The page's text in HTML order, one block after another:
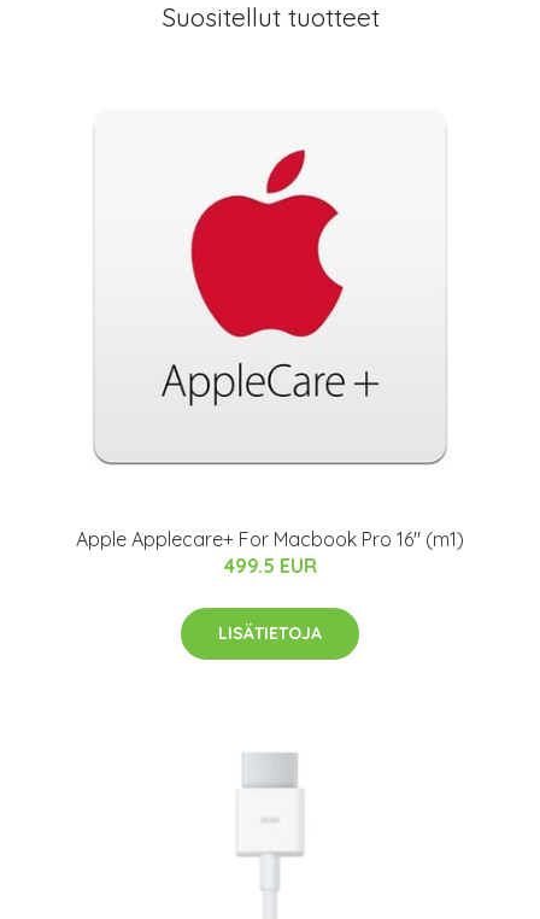
Suositellut tuotteet
Apple Applecare+ For Macbook Pro 16" (m1)
499.5 EUR
LISÄTIETOJA